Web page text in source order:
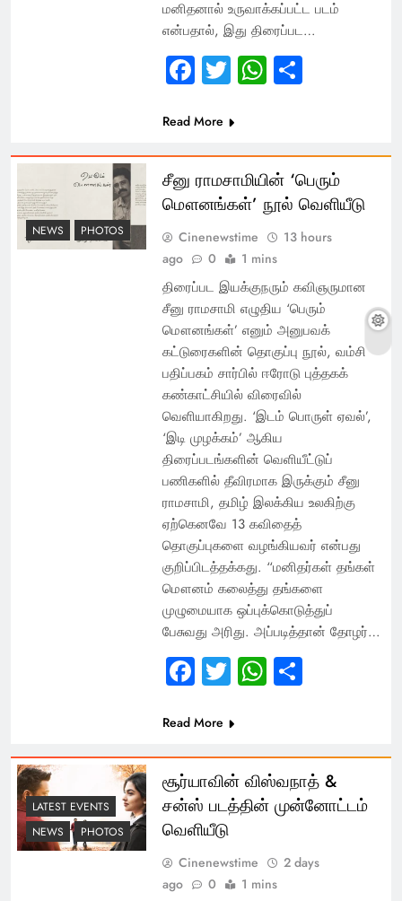
மனிதனால் உருவாக்கப்பட்ட படம்
என்பதால், இது திரைப்பட…
Facebook
TwitterWhatsApp
Share
Read More
NEWS PHOTOS
சீனு ராமசாமியின் ‘பெரும்
மௌனங்கள்’ நூல் வெளியீடு
Cinenewstime
13 hours
ago
0 1 mins
திரைப்பட இயக்குநரும் கவிஞருமான
சீனு ராமசாமி எழுதிய ‘பெரும்
மௌனங்கள்’ எனும் அனுபவக்
கட்டுரைகளின் தொகுப்பு நூல், வம்சி
பதிப்பகம் சார்பில் ஈரோடு புத்தகக்
கண்காட்சியில் விரைவில்
வெளியாகிறது. ‘இடம் பொருள் ஏவல்’,
‘இடி முழக்கம்’ ஆகிய
திரைப்படங்களின் வெளியீட்டுப்
பணிகளில் தீவிரமாக இருக்கும் சீனு
ராமசாமி, தமிழ் இலக்கிய உலகிற்கு
ஏற்கெனவே 13 கவிதைத்
தொகுப்புகளை வழங்கியவர் என்பது
குறிப்பிடத்தக்கது. “மனிதர்கள் தங்கள்
மௌனம் கலைத்து தங்களை
முழுமையாக ஒப்புக்கொடுத்துப்
பேசுவது அரிது. அப்படித்தான் தோழர்…
Facebook
TwitterWhatsApp
Share
Read More
LATEST EVENTS
NEWS
PHOTOS
சூர்யாவின் விஸ்வநாத் &
சன்ஸ் படத்தின் முன்னோட்டம்
வெளியீடு
Cinenewstime
2 days
ago
0 1 mins